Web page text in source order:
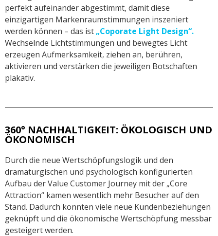
perfekt aufeinander abgestimmt, damit diese
einzigartigen Markenraumstimmungen inszeniert
werden können – das ist „Coporate Light Design“.
Wechselnde Lichtstimmungen und bewegtes Licht
erzeugen Aufmerksamkeit, ziehen an, berühren,
aktivieren und verstärken die jeweiligen Botschaften
plakativ.
360° NACHHALTIGKEIT: ÖKOLOGISCH UND
ÖKONOMISCH
Durch die neue Wertschöpfungslogik und den
dramaturgischen und psychologisch konfigurierten
Aufbau der Value Customer Journey mit der „Core
Attraction“ kamen wesentlich mehr Besucher auf den
Stand. Dadurch konnten viele neue Kundenbeziehungen
geknüpft und die ökonomische Wertschöpfung messbar
gesteigert werden.